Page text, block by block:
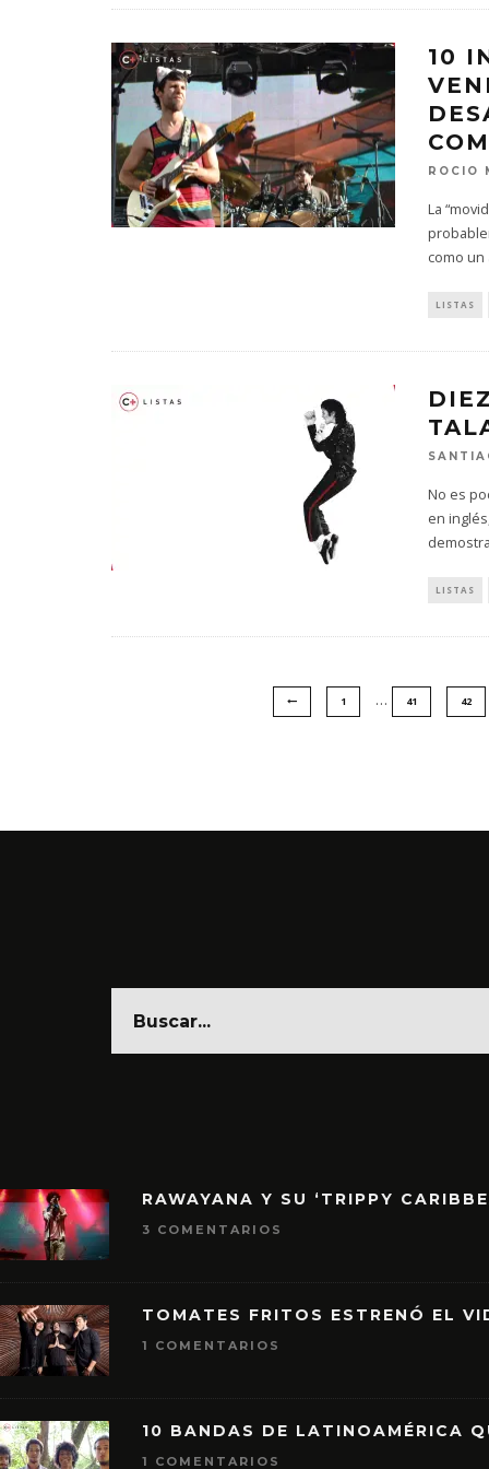
10
ROCIO
La
como un
LISTAS
No es
en
LISTAS
1 … 41 42
RAWAYANA Y SU ‘TRIPPY
3 COMENTARIOS
TOMATES FRITOS ESTRENÓ EL
1 COMENTARIOS
10 BANDAS DE LATINOAMÉRICA
1 COMENTARIOS